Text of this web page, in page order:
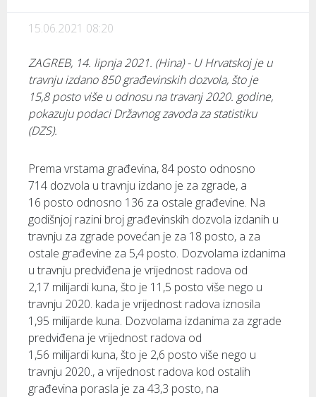
15.06.2021 08:20
ZAGREB, 14. lipnja 2021. (Hina) - U Hrvatskoj je u
travnju izdano 850 građevinskih dozvola, što je
15,8 posto više u odnosu na travanj 2020. godine,
pokazuju podaci Državnog zavoda za statistiku
(DZS).
Prema vrstama građevina, 84 posto odnosno
714 dozvola u travnju izdano je za zgrade, a
16 posto odnosno 136 za ostale građevine. Na
godišnjoj razini broj građevinskih dozvola izdanih u
travnju za zgrade povećan je za 18 posto, a za
ostale građevine za 5,4 posto. Dozvolama izdanima
u travnju predviđena je vrijednost radova od
2,17 milijardi kuna, što je 11,5 posto više nego u
travnju 2020. kada je vrijednost radova iznosila
1,95 milijarde kuna. Dozvolama izdanima za zgrade
predviđena je vrijednost radova od
1,56 milijardi kuna, što je 2,6 posto više nego u
travnju 2020., a vrijednost radova kod ostalih
građevina porasla je za 43,3 posto, na